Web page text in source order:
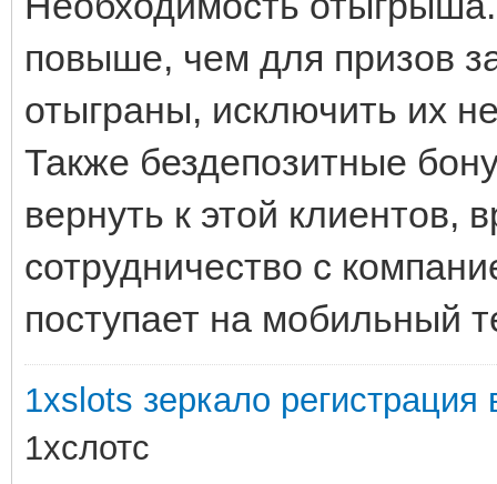
повыше, чем для призов
отыграны, исключить их
Также бездепозитные
вернуть к этой клиентов,
сотрудничество с
поступает на мобильный
1xslots зеркало
1хслотс